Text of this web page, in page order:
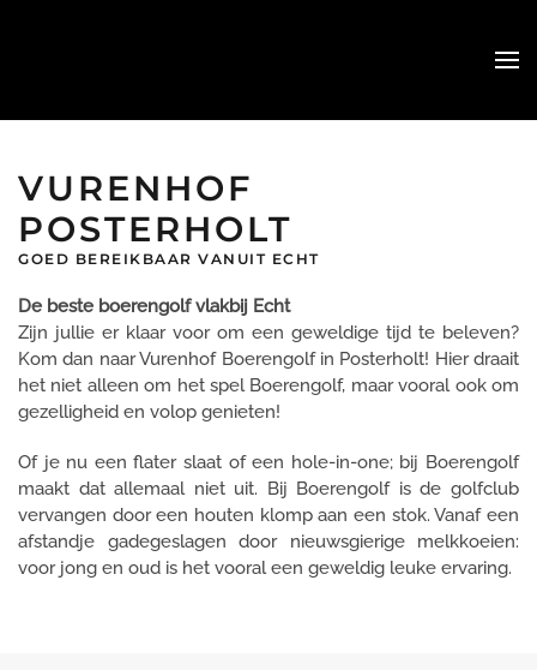
main
VURENHOF
POSTERHOLT
GOED BEREIKBAAR VANUIT ECHT
De beste boerengolf vlakbij Echt
Zijn jullie er klaar voor om een geweldige tijd te beleven?
Kom dan naar Vurenhof Boerengolf in Posterholt! Hier draait
het niet alleen om het spel Boerengolf, maar vooral ook om
gezelligheid en volop genieten!
Of je nu een flater slaat of een hole-in-one; bij Boerengolf
maakt dat allemaal niet uit. Bij Boerengolf is de golfclub
vervangen door een houten klomp aan een stok. Vanaf een
afstandje gadegeslagen door nieuwsgierige melkkoeien:
voor jong en oud is het vooral een geweldig leuke ervaring.